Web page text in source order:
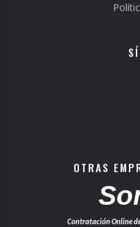
OTRAS
Contratación Online